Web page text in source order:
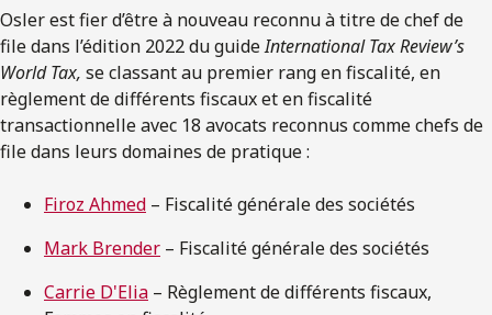
Osler est fier d’être à nouveau reconnu à titre de chef de
file dans l’édition 2022 du guideInternational Tax Review’s
World Tax, se classant au premier rang en fiscalité, en
règlement de différents fiscaux et en fiscalité
transactionnelle avec 18 avocats reconnus comme chefs de
file dans leurs domaines de pratique :
Firoz Ahmed – Fiscalité générale des sociétés
Mark Brender – Fiscalité générale des sociétés
Carrie D'Elia – Règlement de différents fiscaux,